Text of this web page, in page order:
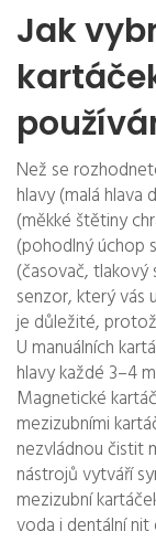
Jak
Než se
hlavy (malá
(měkké štětiny
(pohodlný úchop
(časovač, tlakový
senzor, který vás
je důležité,
U manuálních
hlavy každé 3–4
Magnetické
mezizubními
nezvládnou čistit
nástrojů vytváří
mezizubní
voda i dentální